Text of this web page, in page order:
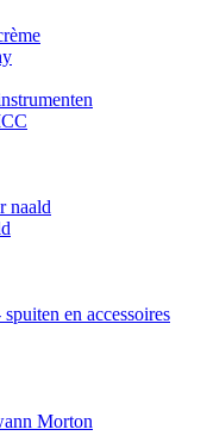
naald
en accessoires
Morton